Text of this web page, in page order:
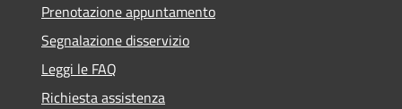
Prenotazione appuntamento
Segnalazione disservizio
Leggi le FAQ
Richiesta assistenza